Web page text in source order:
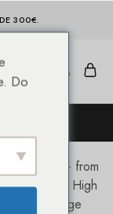
300€.
DE
one place – from
High
the full range
Do